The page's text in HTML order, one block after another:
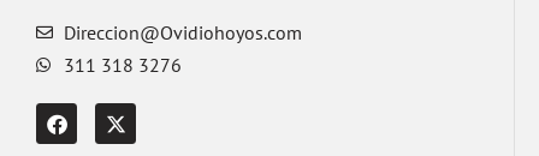
Direccion@Ovidiohoyos.com
311 318 3276